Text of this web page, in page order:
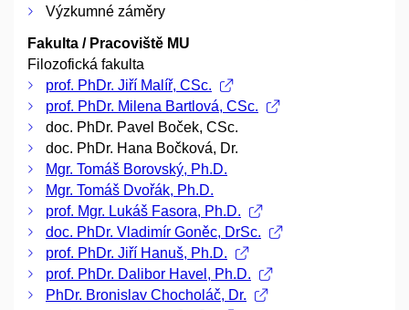
Výzkumné záměry
Fakulta / Pracoviště MU
Filozofická fakulta
prof. PhDr. Jiří Malíř, CSc.
prof. PhDr. Milena Bartlová, CSc.
doc. PhDr. Pavel Boček, CSc.
doc. PhDr. Hana Bočková, Dr.
Mgr. Tomáš Borovský, Ph.D.
Mgr. Tomáš Dvořák, Ph.D.
prof. Mgr. Lukáš Fasora, Ph.D.
doc. PhDr. Vladimír Goněc, DrSc.
prof. PhDr. Jiří Hanuš, Ph.D.
prof. PhDr. Dalibor Havel, Ph.D.
PhDr. Bronislav Chocholáč, Dr.